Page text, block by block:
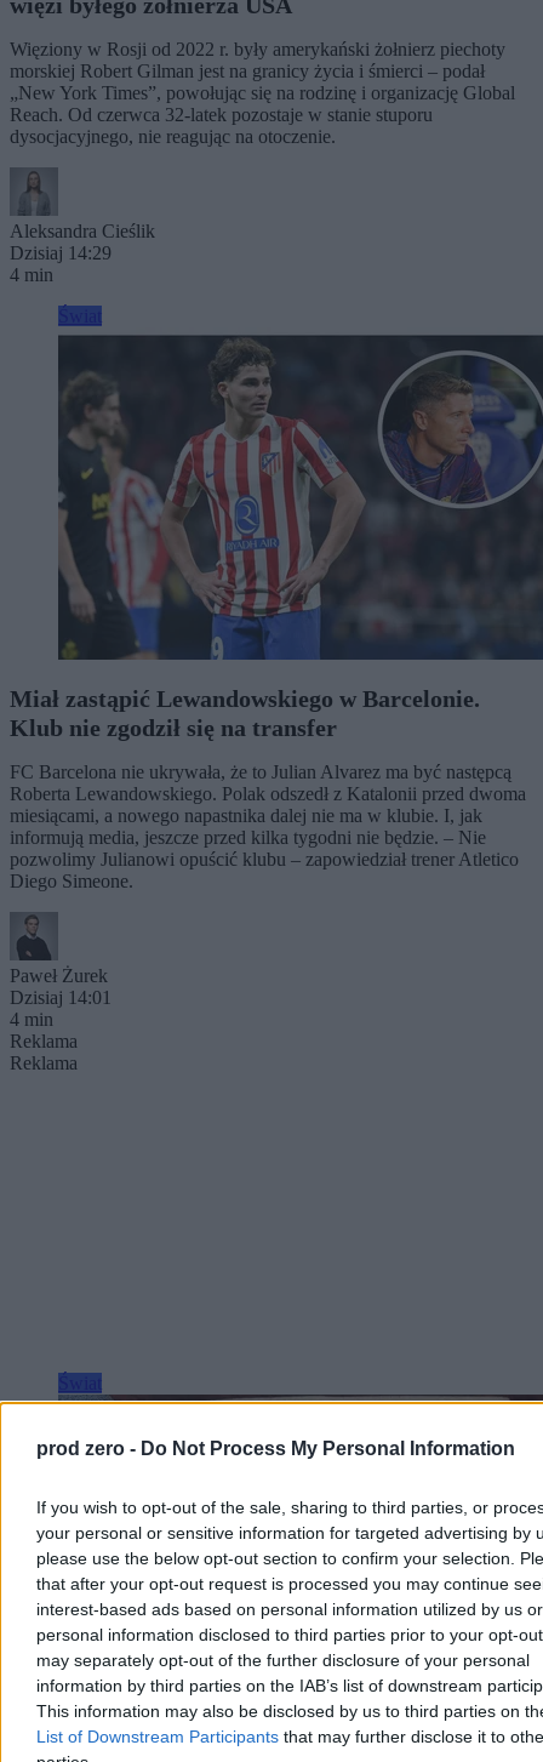
prod zero - Do Not Process My Personal Information
If you wish to opt-out of the sale, sharing to third parties, or
your personal or sensitive information for targeted advertising by
please use the below opt-out section to confirm your selection.
that after your opt-out request is processed you may continue
interest-based ads based on personal information utilized by us or
personal information disclosed to third parties prior to your opt-
may separately opt-out of the further disclosure of your personal
information by third parties on the IAB’s list of downstream
This information may also be disclosed by us to third parties on
List of Downstream Participants that may further disclose it to
Więziony w Rosji od 2022 r. były amerykański żołnierz piechoty
morskiej Robert Gilman jest na granicy życia i śmierci – podał
„New York Times”, powołując się na rodzinę i organizację Global
Reach. Od czerwca 32-latek pozostaje w stanie stuporu
dysocjacyjnego, nie reagując na otoczenie.
Aleksandra Cieślik
Dzisiaj 14:29
4 min
Miał zastąpić Lewandowskiego w Barcelonie.
Klub nie zgodził się na transfer
FC Barcelona nie ukrywała, że to Julian Alvarez ma być następcą
Roberta Lewandowskiego. Polak odszedł z Katalonii przed dwoma
miesiącami, a nowego napastnika dalej nie ma w klubie. I, jak
informują media, jeszcze przed kilka tygodni nie będzie. – Nie
pozwolimy Julianowi opuścić klubu – zapowiedział trener Atletico
Diego Simeone.
Paweł Żurek
Dzisiaj 14:01
4 min
Reklama
Reklama